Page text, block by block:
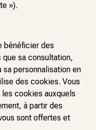
»).
bénéficier des
sa consultation,
sa personnalisation en
des cookies. Vous
cookies auxquels
à partir des
sont offertes et